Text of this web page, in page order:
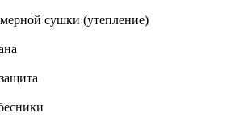
сушки (утепление)